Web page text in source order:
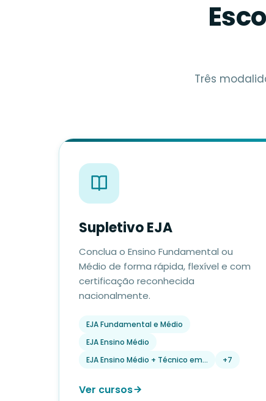
Três
Supletivo EJA
Conclua o Ensino Fundamental ou
Médio de forma rápida, flexível e com
certificação reconhecida
nacionalmente.
EJA Fundamental e Médio
EJA Ensino Médio
EJA Ensino Médio + Técnico em…
+7
Ver cursos